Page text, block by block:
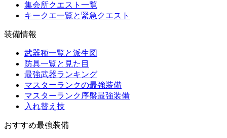
集会所クエスト一覧
キークエ一覧と緊急クエスト
装備情報
武器種一覧と派生図
防具一覧と見た目
最強武器ランキング
マスターランクの最強装備
マスターランク序盤最強装備
入れ替え技
おすすめ最強装備